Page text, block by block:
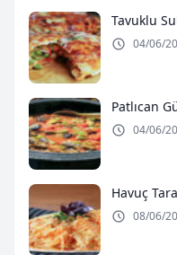
Tavuklu
04/06/
Patlıcan
04/06/
Havuç
08/06/